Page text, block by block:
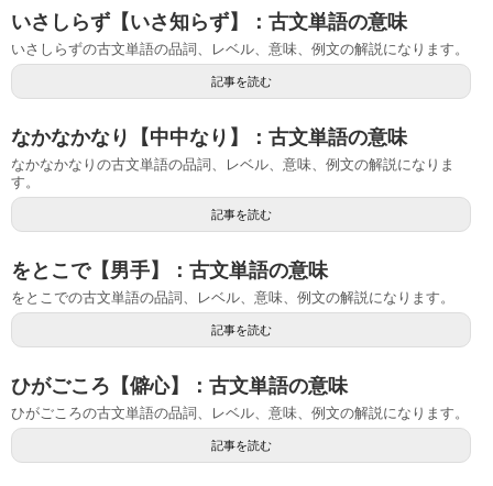
いさしらず【いさ知らず】：古文単語の意味
いさしらずの古文単語の品詞、レベル、意味、例文の解説になります。
記事を読む
なかなかなり【中中なり】：古文単語の意味
なかなかなりの古文単語の品詞、レベル、意味、例文の解説になりま
す。
記事を読む
をとこで【男手】：古文単語の意味
をとこでの古文単語の品詞、レベル、意味、例文の解説になります。
記事を読む
ひがごころ【僻心】：古文単語の意味
ひがごころの古文単語の品詞、レベル、意味、例文の解説になります。
記事を読む